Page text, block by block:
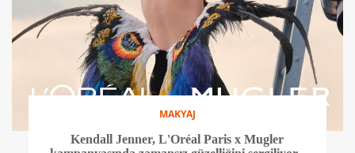
MAKYAJ
Kendall Jenner, L'Oréal Paris x Mugler